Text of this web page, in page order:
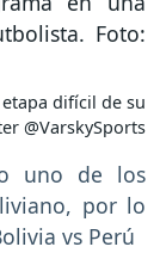
difícil de su
@VarskySports
uno de los
por lo
vs Perú